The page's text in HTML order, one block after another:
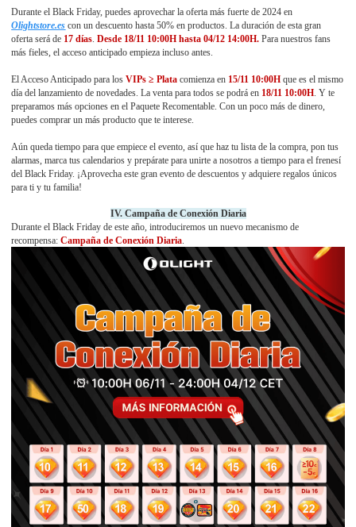
Durante el Black Friday, puedes aprovechar la oferta más fuerte de 2024 en
Olightstore.es con un descuento hasta 50% en productos. La duración de esta gran
oferta será de 17días.Desde 18/11 10:00H hasta 04/12 14:00H. Para nuestros fans
más fieles, el acceso anticipado empieza incluso antes.
El Acceso Anticipado para losVIPs ≥ Plata comienza en 15/11 10:00H que es el mismo
día del lanzamiento de novedades. La venta para todos se podrá en 18/11 10:00H. Y te
preparamos más opciones en el Paquete Recomentable. Con un poco más de dinero,
puedes comprar un más producto que te interese.
Aún queda tiempo para que empiece el evento, así que haz tu lista de la compra, pon tus
alarmas, marca tus calendarios y prepárate para unirte a nosotros a tiempo para el frenesí
del Black Friday. ¡Aprovecha este gran evento de descuentos y adquiere regalos únicos
para ti y tu familia!
IV. Campaña de Conexión Diaria
Durante el Black Friday de este año, introduciremos un nuevo mecanismo de
recompensa: Campaña de Conexión Diaria.